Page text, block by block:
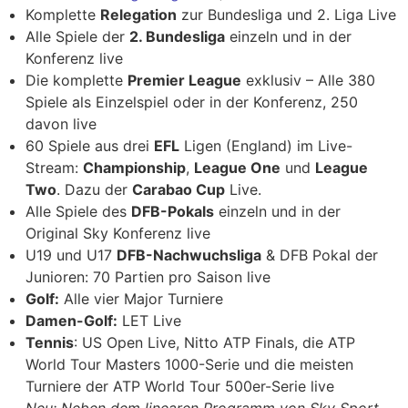
Komplette Relegation zur Bundesliga und 2. Liga Live
Alle Spiele der 2. Bundesliga einzeln und in der
Konferenz live
Die komplette Premier League exklusiv – Alle 380
Spiele als Einzelspiel oder in der Konferenz, 250
davon live
60 Spiele aus drei EFL Ligen (England) im Live-
Stream: Championship, League One und League
Two. Dazu der Carabao Cup Live.
Alle Spiele des DFB-Pokals einzeln und in der
Original Sky Konferenz live
U19 und U17 DFB-Nachwuchsliga & DFB Pokal der
Junioren: 70 Partien pro Saison live
Golf: Alle vier Major Turniere
Damen-Golf: LET Live
Tennis: US Open Live, Nitto ATP Finals, die ATP
World Tour Masters 1000-Serie und die meisten
Turniere der ATP World Tour 500er-Serie live